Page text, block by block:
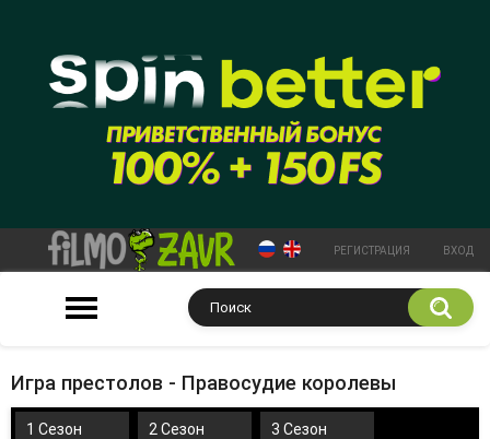
РЕГИСТРАЦИЯ ВХОД
Игра престолов - Правосудие королевы
1 Сезон 2 Сезон 3 Сезон